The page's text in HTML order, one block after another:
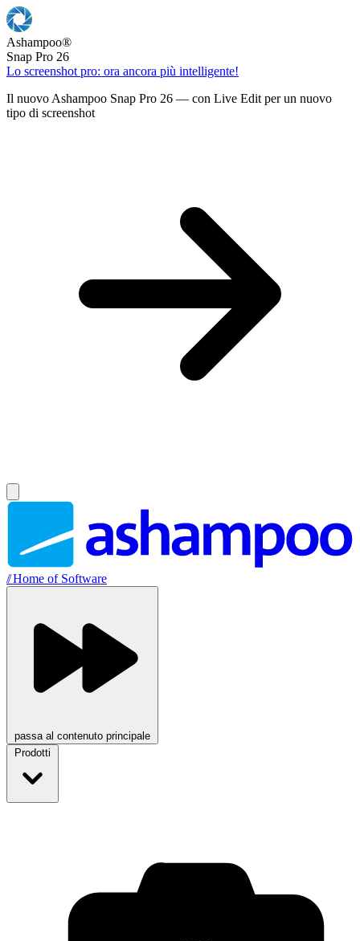
Ashampoo®
Snap Pro 26
Lo screenshot pro: ora ancora più intelligente!
Il nuovo Ashampoo Snap Pro 26 — con Live Edit per un nuovo
tipo di screenshot
//Home of Software
passa al contenuto principale
Prodotti